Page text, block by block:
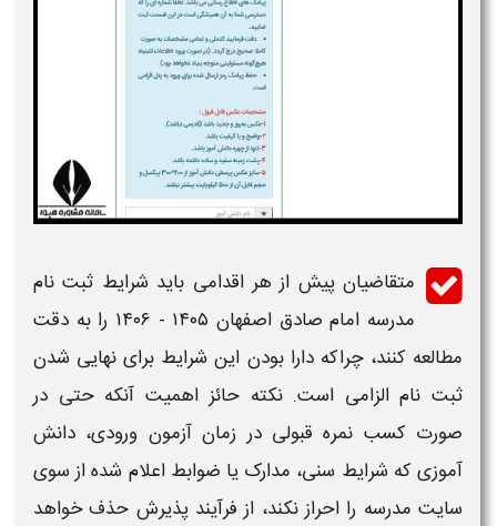
متقاضیان پیش از هر اقدامی باید شرایط ثبت نام
مدرسه امام صادق اصفهان ۱۴۰۵ - ۱۴۰۶
را به دقت
مطالعه کنند، چراکه دارا بودن این شرایط برای نهایی شدن
ثبت نام الزامی است. نکته حائز اهمیت آنکه حتی در
صورت کسب نمره قبولی در زمان آزمون ورودی، دانش
آموزی که شرایط سنی، مدارک یا ضوابط اعلام شده از سوی
سایت مدرسه را احراز نکند، از فرآیند پذیرش حذف خواهد